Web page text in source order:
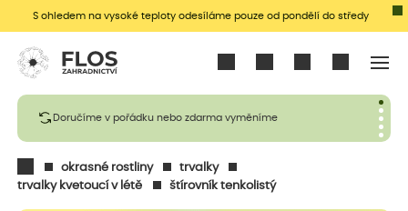
S ohledem na vysoké teploty odesíláme pouze od pondělí do středy
Doručíme v pořádku nebo zdarma vyměníme
okrasné rostliny
trvalky
trvalky kvetoucí v létě
štírovník tenkolistý